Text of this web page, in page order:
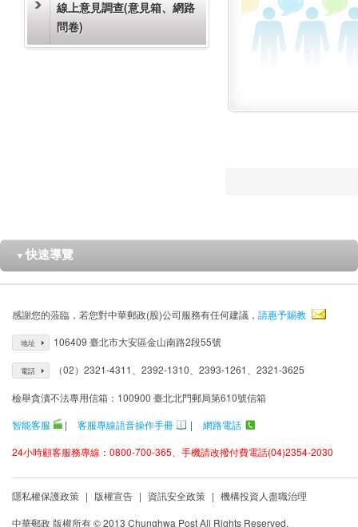
線上意見調查(意見箱、網路
問卷)
▼ 快速導覽
感謝您的蒞臨，若您對中華郵政(股)公司服務有任何建議， 請惠予賜教
地址 106409 臺北市大安區金山南路2段55號
電話 （02）2321-4311、2392-1310、2393-1261、2321-3625
檢舉貪瀆不法專用信箱：100900 臺北北門郵局第610號信箱
智能客服
| 客服專線語音操作手冊 |
網路電話
24小時顧客服務專線：0800-700-365、手機請改撥付費電話(04)2354-2030
隱私權保護政策 | 版權宣告 | 資訊安全政策 | 機構投資人盡職治理
中華郵政 版權所有 © 2013 Chunghwa Post All Rights Reserved.